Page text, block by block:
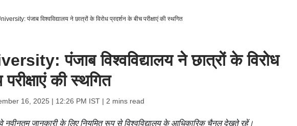
पंजाब विश्वविद्यालय ने छात्रों के विरोध प्रदर्शन के बीच परीक्षाएं की स्थगित
पंजाब विश्वविद्यालय ने छात्रों के विरोध
की स्थगित
16, 2025 | 12:26 PM IST| 2 mins read
नवीनतम जानकारी के लिए नियमित रूप से विश्वविद्यालय के आधिकारिक चैनल देखते रहें।